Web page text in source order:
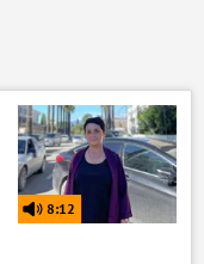
8:12